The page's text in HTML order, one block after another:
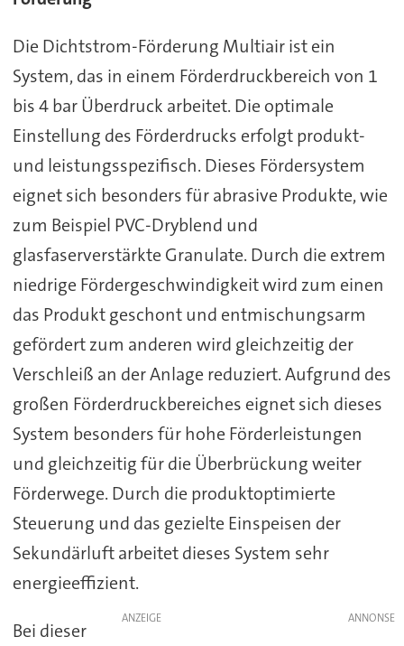
Die Dichtstrom-Förderung Multiair ist ein
System, das in einem Förderdruckbereich von 1
bis 4 bar Überdruck arbeitet. Die optimale
Einstellung des Förderdrucks erfolgt produkt-
und leistungsspezifisch. Dieses Fördersystem
eignet sich besonders für abrasive Produkte, wie
zum Beispiel PVC-Dryblend und
glasfaserverstärkte Granulate. Durch die extrem
niedrige Fördergeschwindigkeit wird zum einen
das Produkt geschont und entmischungsarm
gefördert zum anderen wird gleichzeitig der
Verschleiß an der Anlage reduziert. Aufgrund des
großen Förderdruckbereiches eignet sich dieses
System besonders für hohe Förderleistungen
und gleichzeitig für die Überbrückung weiter
Förderwege. Durch die produktoptimierte
Steuerung und das gezielte Einspeisen der
Sekundärluft arbeitet dieses System sehr
energieeffizient.
ANZEIGE
Bei dieser